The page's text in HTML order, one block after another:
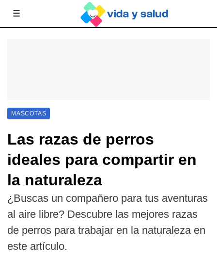
☰
MASCOTAS
Las razas de perros
ideales para compartir en
la naturaleza
¿Buscas un compañero para tus aventuras
al aire libre? Descubre las mejores razas
de perros para trabajar en la naturaleza en
este artículo.